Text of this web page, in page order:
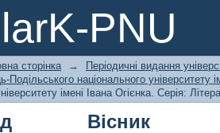
PNU
Вісник Кам'янець-
Серія:
сторінка → Періодичні видання
Подільського національного університету
імені Івана Огієнка. Серія:
Вісник